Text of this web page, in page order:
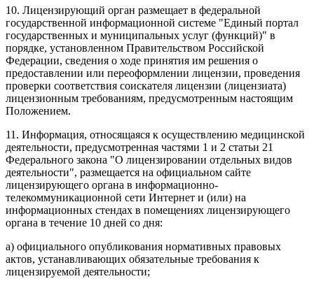
10. Лицензирующий орган размещает в федеральной
государственной информационной системе "Единый портал
государственных и муниципальных услуг (функций)" в
порядке, установленном Правительством Российской
Федерации, сведения о ходе принятия им решения о
предоставлении или переоформлении лицензии, проведения
проверки соответствия соискателя лицензии (лицензиата)
лицензионным требованиям, предусмотренным настоящим
Положением.
11. Информация, относящаяся к осуществлению медицинской
деятельности, предусмотренная частями 1 и 2 статьи 21
Федерального закона "О лицензировании отдельных видов
деятельности", размещается на официальном сайте
лицензирующего органа в информационно-
телекоммуникационной сети Интернет и (или) на
информационных стендах в помещениях лицензирующего
органа в течение 10 дней со дня:
а) официального опубликования нормативных правовых
актов, устанавливающих обязательные требования к
лицензируемой деятельности;